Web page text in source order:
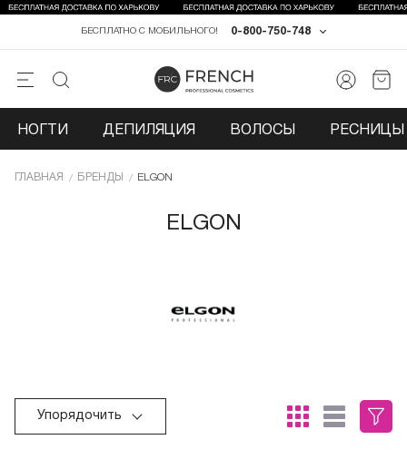
0-800-750-748
БЕСПЛАТНО С МОБИЛЬНОГО!
НОГТИ ДЕПИЛЯЦИЯ ВОЛОСЫ РЕСНИЦЫ
ГЛАВНАЯ БРЕНДЫ ELGON
ELGON
Упорядочить